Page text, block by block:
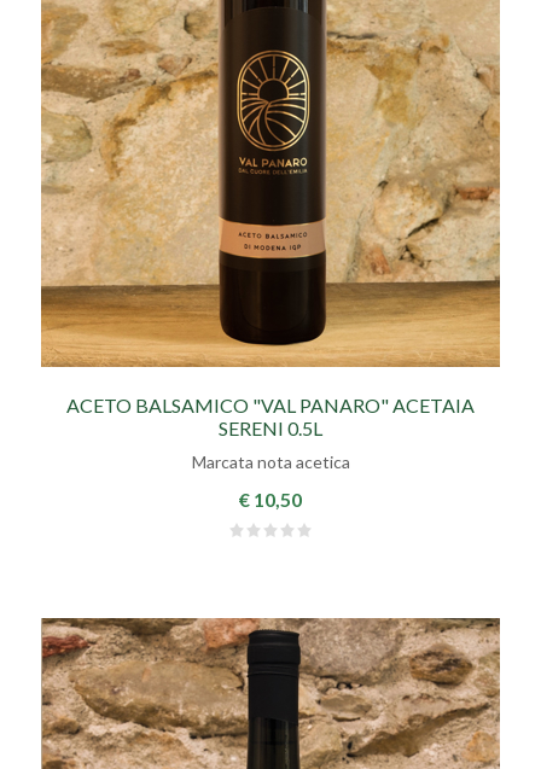
ACETO BALSAMICO "VAL PANARO" ACETAIA
SERENI 0.5L
Marcata nota acetica
€ 10,50